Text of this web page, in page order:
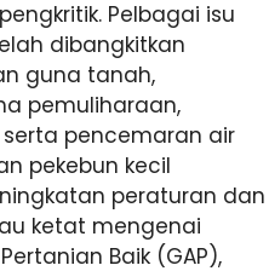
Pelbagai isu
dibangkitkan
guna tanah,
pemuliharaan,
pencemaran air
pekebun kecil
peraturan dan
ketat mengenai
Baik (GAP),